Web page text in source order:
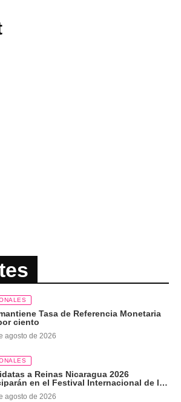
Tasa de Referencia Monetaria
ciento
agosto de 2026
a Reinas Nicaragua 2026
en el Festival Internacional de las
Cultura y Gastronomía
agosto de 2026